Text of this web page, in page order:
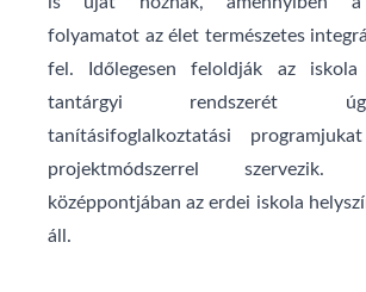
folyamatot az élet természetes
fel. Időlegesen feloldják az iskola
tantárgyi rendszerét
tanításifoglalkoztatási
projektmódszerrel
középpontjában az erdei iskola
áll.